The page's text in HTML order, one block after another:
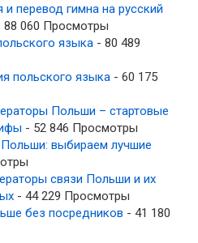
перевод гимна на русский
88 060 Просмотры
языка - 80 489
польского языка - 60 175
Польши – стартовые
- 52 846 Просмотры
выбираем лучшие
связи Польши и их
- 44 229 Просмотры
без посредников - 41 180